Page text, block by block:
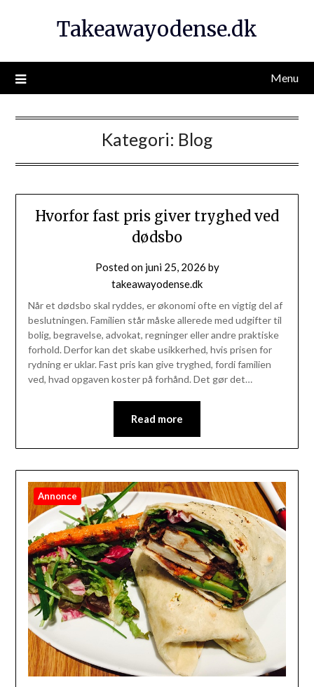
Takeawayodense.dk
Menu
Kategori: Blog
Hvorfor fast pris giver tryghed ved
dødsbo
Posted on juni 25, 2026 by
takeawayodense.dk
Når et dødsbo skal ryddes, er økonomi ofte en vigtig del af
beslutningen. Familien står måske allerede med udgifter til
bolig, begravelse, advokat, regninger eller andre praktiske
forhold. Derfor kan det skabe usikkerhed, hvis prisen for
rydning er uklar. Fast pris kan give tryghed, fordi familien
ved, hvad opgaven koster på forhånd. Det gør det…
Read more
Annonce